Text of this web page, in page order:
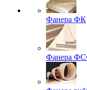
Фанера ФК
Фанера